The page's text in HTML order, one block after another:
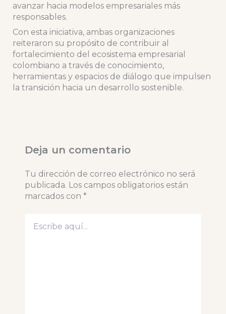
avanzar hacia modelos empresariales más
responsables.
Con esta iniciativa, ambas organizaciones
reiteraron su propósito de contribuir al
fortalecimiento del ecosistema empresarial
colombiano a través de conocimiento,
herramientas y espacios de diálogo que impulsen
la transición hacia un desarrollo sostenible.
Deja un comentario
Tu dirección de correo electrónico no será
publicada. Los campos obligatorios están
marcados con *
aquí...